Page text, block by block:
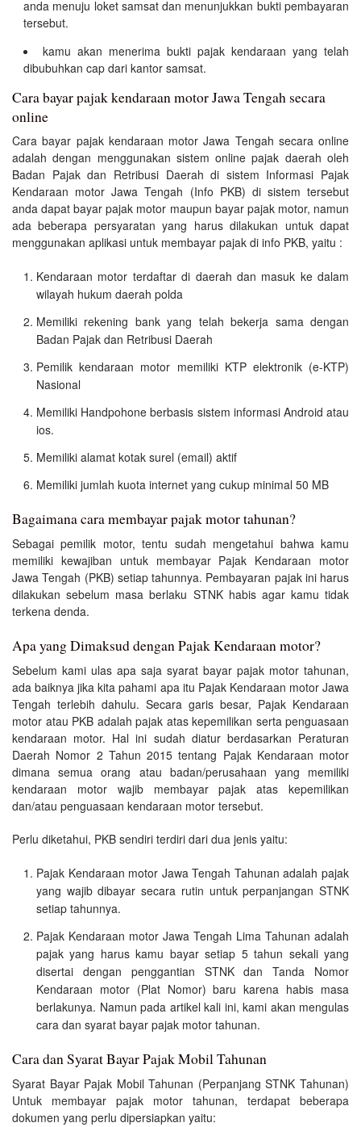
anda menuju loket samsat dan menunjukkan bukti pembayaran
tersebut.
kamu akan menerima bukti pajak kendaraan yang telah
dibubuhkan cap dari kantor samsat.
Cara bayar pajak kendaraan motor Jawa Tengah secara
online
Cara bayar pajak kendaraan motor Jawa Tengah secara online
adalah dengan menggunakan sistem online pajak daerah oleh
Badan Pajak dan Retribusi Daerah di sistem Informasi Pajak
Kendaraan motor Jawa Tengah (Info PKB) di sistem tersebut
anda dapat bayar pajak motor maupun bayar pajak motor, namun
ada beberapa persyaratan yang harus dilakukan untuk dapat
menggunakan aplikasi untuk membayar pajak di info PKB, yaitu :
Kendaraan motor terdaftar di daerah dan masuk ke dalam
wilayah hukum daerah polda
Memiliki rekening bank yang telah bekerja sama dengan
Badan Pajak dan Retribusi Daerah
Pemilik kendaraan motor memiliki KTP elektronik (e-KTP)
Nasional
Memiliki Handpohone berbasis sistem informasi Android atau
ios.
Memiliki alamat kotak surel (email) aktif
Memiliki jumlah kuota internet yang cukup minimal 50 MB
Bagaimana cara membayar pajak motor tahunan?
Sebagai pemilik motor, tentu sudah mengetahui bahwa kamu
memiliki kewajiban untuk membayar Pajak Kendaraan motor
Jawa Tengah (PKB) setiap tahunnya. Pembayaran pajak ini harus
dilakukan sebelum masa berlaku STNK habis agar kamu tidak
terkena denda.
Apa yang Dimaksud dengan Pajak Kendaraan motor?
Sebelum kami ulas apa saja syarat bayar pajak motor tahunan,
ada baiknya jika kita pahami apa itu Pajak Kendaraan motor Jawa
Tengah terlebih dahulu. Secara garis besar, Pajak Kendaraan
motor atau PKB adalah pajak atas kepemilikan serta penguasaan
kendaraan motor. Hal ini sudah diatur berdasarkan Peraturan
Daerah Nomor 2 Tahun 2015 tentang Pajak Kendaraan motor
dimana semua orang atau badan/perusahaan yang memiliki
kendaraan motor wajib membayar pajak atas kepemilikan
dan/atau penguasaan kendaraan motor tersebut.
Perlu diketahui, PKB sendiri terdiri dari dua jenis yaitu:
Pajak Kendaraan motor Jawa Tengah Tahunan adalah pajak
yang wajib dibayar secara rutin untuk perpanjangan STNK
setiap tahunnya.
Pajak Kendaraan motor Jawa Tengah Lima Tahunan adalah
pajak yang harus kamu bayar setiap 5 tahun sekali yang
disertai dengan penggantian STNK dan Tanda Nomor
Kendaraan motor (Plat Nomor) baru karena habis masa
berlakunya. Namun pada artikel kali ini, kami akan mengulas
cara dan syarat bayar pajak motor tahunan.
Cara dan Syarat Bayar Pajak Mobil Tahunan
Syarat Bayar Pajak Mobil Tahunan (Perpanjang STNK Tahunan)
Untuk membayar pajak motor tahunan, terdapat beberapa
dokumen yang perlu dipersiapkan yaitu: